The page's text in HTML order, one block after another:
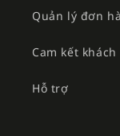
Quản lý đơn
Cam kết
Hỗ trợ